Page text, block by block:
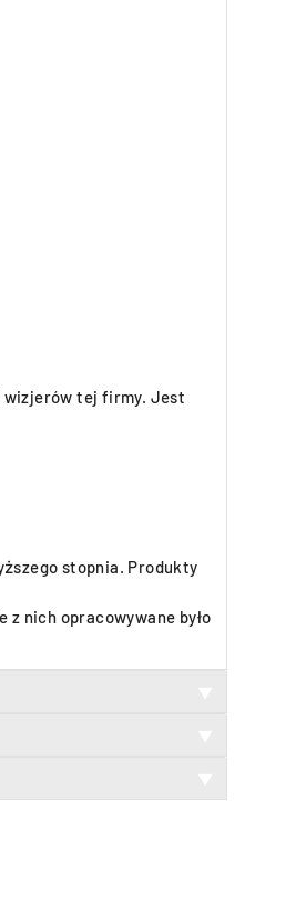
wizjerów tej firmy. Jest
stopnia. Produkty
nich opracowywane było